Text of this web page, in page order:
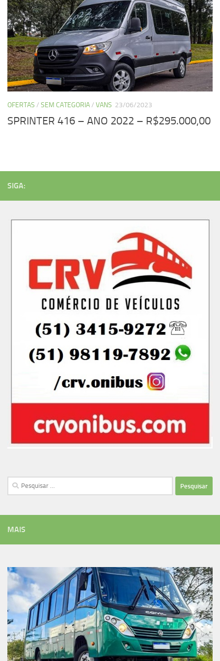
OFERTAS / SEM CATEGORIA/ VANS 23/06/2023
SPRINTER 416 – ANO 2022 – R$295.000,00
SIGA:
Pesquisar
por:
MAIS